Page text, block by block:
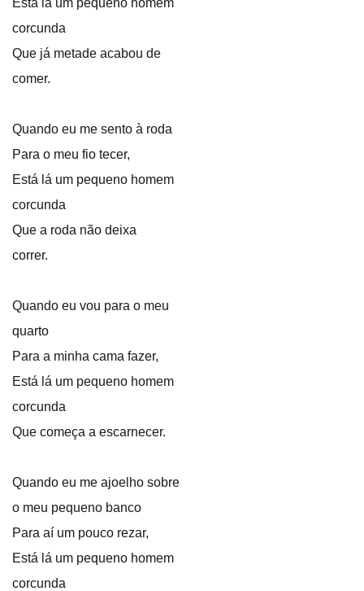
Está lá um pequeno homem
corcunda
Que já metade acabou de
comer.
Quando eu me sento à roda
Para o meu fio tecer,
Está lá um pequeno homem
corcunda
Que a roda não deixa
correr.
Quando eu vou para o meu
quarto
Para a minha cama fazer,
Está lá um pequeno homem
corcunda
Que começa a escarnecer.
Quando eu me ajoelho sobre
o meu pequeno banco
Para aí um pouco rezar,
Está lá um pequeno homem
corcunda